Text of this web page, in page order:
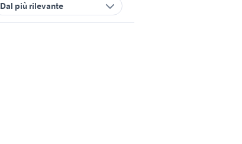
Dal più rilevante